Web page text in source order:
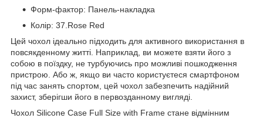
Форм-фактор: Панель-накладка
Колір: 37.Rose Red
Цей чохол ідеально підходить для активного використання в
повсякденному житті. Наприклад, ви можете взяти його з
собою в поїздку, не турбуючись про можливі пошкодження
пристрою. Або ж, якщо ви часто користуєтеся смартфоном
під час занять спортом, цей чохол забезпечить надійний
захист, зберігши його в первозданному вигляді.
Чохол Silicone Case Full Size with Frame стане відмінним